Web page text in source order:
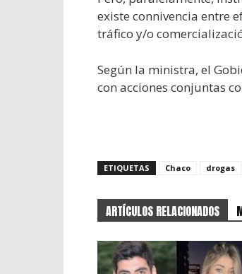
existe connivencia entre
tráfico y/o
Según la ministra, el
con acciones conjuntas
ETIQUETAS Chaco drogas
ARTÍCULOS RELACIONADOS